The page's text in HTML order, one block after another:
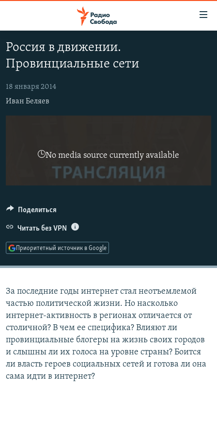
упрощенного
доступа
Вернуться
основному
навигации
ПРОГРАММЫ
ПОДКАСТЫ
АВТОРСКИЕ ПРОЕКТЫ
ЦИТАТЫ СВОБОДЫ
IDEL.РЕАЛИИ
КАВКАЗ.РЕАЛИИ
СИБИРЬ.РЕАЛИИ
РАСПИСАНИЕ ВЕЩАНИЯ
ПОДПИШИТЕСЬ НА РАССЫЛКУ
СОЦИАЛЬНЫЕ СЕТИ
Все сайты РСЕ/РС
Россия в движении.
Провинциальные сети
18 января 2014
Иван Беляев
No media source currently available
Поделиться
Читать без VPN
Приоритетный источник в Google
За последние годы интернет стал неотъемлемой
частью политической жизни. Но насколько
интернет-активность в регионах отличается от
столичной? В чем ее специфика? Влияют ли
провинциальные блогеры на жизнь своих городов
и слышны ли их голоса на уровне страны? Боится
ли власть героев социальных сетей и готова ли она
сама идти в интернет?